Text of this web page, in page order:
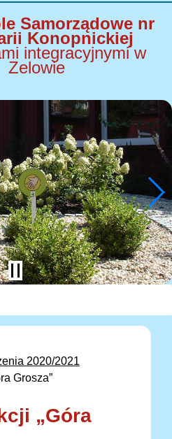
Samorządowe nr
Konopnickiej
integracyjnymi w
Zelowie
2020/2021
Grosza”
„Góra